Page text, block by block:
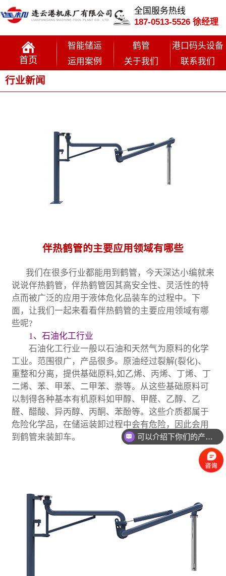
全国服务热线
187-0513-5526 徐经理
首页
智能储运 鹤管
港口码头设备
运用案例
关于我们 联系我们
行业新闻
伴热鹤管的主要应用领域有哪些
我们在很多行业都能用到鹤管，今天深达小编就来
说说伴热鹤管，伴热鹤管因其高安全性、灵活性的特
点而被广泛的应用于液体危化品装车的过程中。下
面，让我们一起来看看伴热鹤管的主要应用领域有哪
些呢?
1、石油化工行业
石油化工行业一般以石油和天然气为原料的化学
工业。范围很广，产品很多。原油经过裂解(裂化)、
重整和分离，提供基础原料,如乙烯、丙烯、丁烯、丁
二烯、苯、甲苯、二甲苯、萘等。从这些基础原料可
以制得各种基本有机原料如甲醇、甲醛、乙醇、乙
醛、醋酸、异丙醇、丙酮、苯酚等。这些介质都属于
危险化学品，在储运装卸过程中会有危险，因此会用
到鹤管来装卸车。
可以介绍下你们的产品么？